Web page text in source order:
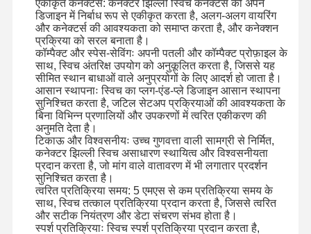
एकीकृत कनेक्टर्स: कनेक्टर झिल्ली स्विच कनेक्टर्स को अपने
डिजाइन में निर्बाध रूप से एकीकृत करता है, अलग-अलग वायरिंग
और कनेक्टर्स की आवश्यकता को समाप्त करता है, और कनेक्शन
प्रक्रिया को सरल बनाता है।
कॉम्पैक्ट और स्पेस-सेविंगः अपनी पतली और कॉम्पैक्ट प्रोफ़ाइल के
साथ, स्विच अंतरिक्ष उपयोग को अनुकूलित करता है, जिससे यह
सीमित स्थान बाधाओं वाले अनुप्रयोगों के लिए आदर्श हो जाता है।
आसान स्थापनाः स्विच का प्लग-एंड-प्ले डिजाइन आसान स्थापना
सुनिश्चित करता है, जटिल सेटअप प्रक्रियाओं की आवश्यकता के
बिना विभिन्न प्रणालियों और उपकरणों में त्वरित एकीकरण की
अनुमति देता है।
टिकाऊ और विश्वसनीयः उच्च गुणवत्ता वाली सामग्री से निर्मित,
कनेक्टर झिल्ली स्विच असाधारण स्थायित्व और विश्वसनीयता
प्रदान करता है, जो मांग वाले वातावरण में भी लगातार प्रदर्शन
सुनिश्चित करता है।
त्वरित प्रतिक्रिया समय: 5 एमएस से कम प्रतिक्रिया समय के
साथ, स्विच तत्काल प्रतिक्रिया प्रदान करता है, जिससे त्वरित
और सटीक नियंत्रण और डेटा संचरण संभव होता है।
स्पर्श प्रतिक्रियाः स्विच स्पर्श प्रतिक्रिया प्रदान करता है,